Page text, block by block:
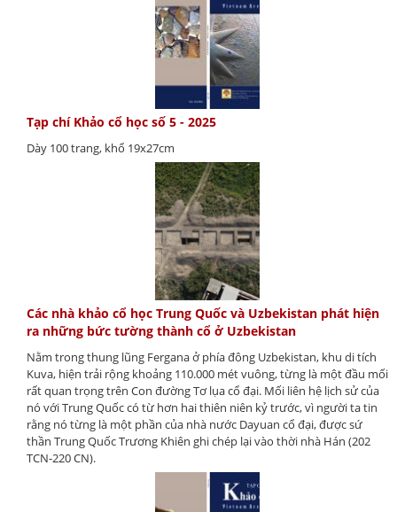
Tạp chí Khảo cổ học số 5 - 2025
Dày 100 trang, khổ 19x27cm
Các nhà khảo cổ học Trung Quốc và Uzbekistan phát hiện
ra những bức tường thành cổ ở Uzbekistan
Nằm trong thung lũng Fergana ở phía đông Uzbekistan, khu di tích
Kuva, hiện trải rộng khoảng 110.000 mét vuông, từng là một đầu mối
rất quan trọng trên Con đường Tơ lụa cổ đại. Mối liên hệ lịch sử của
nó với Trung Quốc có từ hơn hai thiên niên kỷ trước, vì người ta tin
rằng nó từng là một phần của nhà nước Dayuan cổ đại, được sứ
thần Trung Quốc Trương Khiên ghi chép lại vào thời nhà Hán (202
TCN-220 CN).